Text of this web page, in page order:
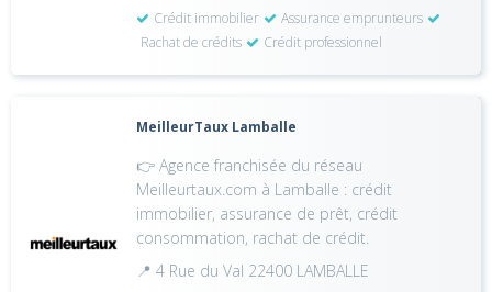
Crédit immobilier
Assurance emprunteurs
Rachat de crédits
Crédit professionnel
MeilleurTaux Lamballe
👉 Agence franchisée du réseau
Meilleurtaux.com à Lamballe : crédit
immobilier, assurance de prêt, crédit
consommation, rachat de crédit.
📍 4 Rue du Val 22400 LAMBALLE